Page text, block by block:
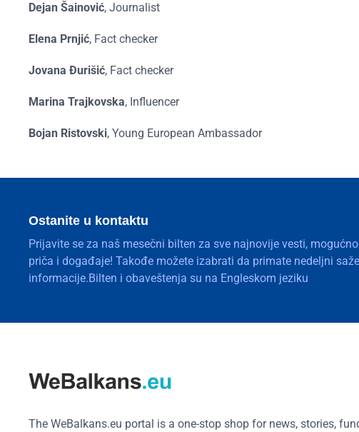
Dejan Šainović, Journalist
Elena Prnjić, Fact checker
Jovana Đurišić, Fact checker
Marina Trajkovska, Influencer
Bojan Ristovski, Young European Ambassador
Ostanite u kontaktu
Prijavite se za naš mesečni bilten za sve najnovije vesti,
priča i događaje! Takođe možete izabrati da primate nedeljni
informacije.Bilten i obaveštenja su na Engleskom jeziku
The WeBalkans.eu portal is a one-stop shop for news, stories,